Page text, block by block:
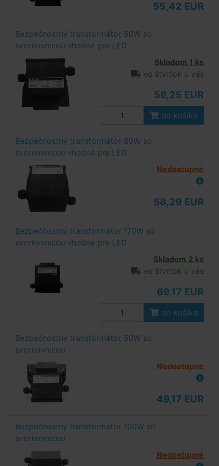
55,42 EUR
Bezpečnostný transformátor 50W so
svorkovnicou vhodné pre LED
Skladom 1 ks
vo štvrtok u vás
56,25 EUR
do košíka
Bezpečnostný transformátor 80W so
svorkovnicou vhodné pre LED
Nedostupné
58,29 EUR
Bezpečnostný transformátor 170W so
svorkovnicou vhodné pre LED
Skladom 2 ks
vo štvrtok u vás
69,17 EUR
do košíka
Bezpečnostný transformátor 50W so
svorkovnicou
Nedostupné
49,17 EUR
Bezpečnostný transformátor 100W so
svorkovnicou
Nedostupné